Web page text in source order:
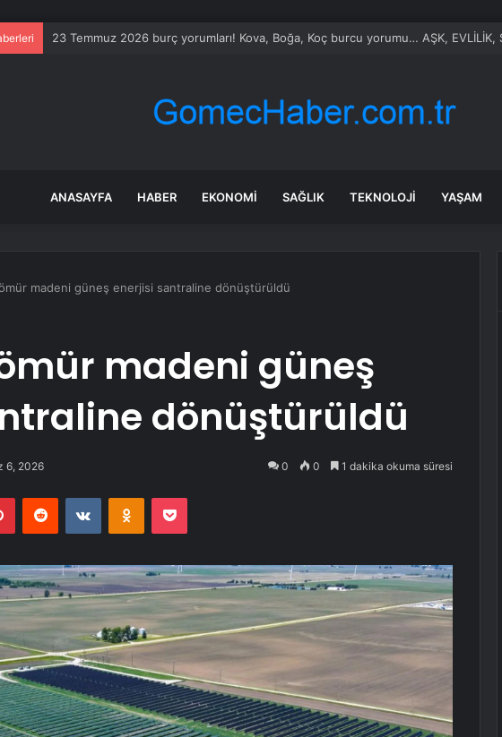
Türkiye ile Vietnam arasında ‘hava’da yeni dönem… Sefer kapasitesi artırıldı
ANASAYFA HABER EKONOMI SAĞLIK TEKNOLOJI YAŞAM
madeni güneş enerjisi santraline dönüştürüldü
madeni güneş
dönüştürüldü
6, 2026 0 0 1 dakika okuma süresi
PinterestReddit VKontakteOdnoklassniki
Pocket